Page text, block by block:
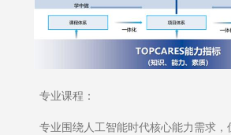
专业课程：
专业围绕人工智能时代核心能力需求